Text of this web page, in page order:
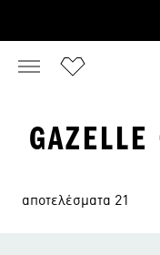
GAZELLE
αποτελέσματα 21